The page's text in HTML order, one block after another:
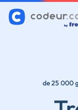
de 25 000